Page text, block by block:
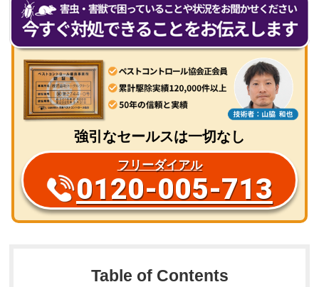
強引なセールスは一切なし
フリーダイアル
0120-005-713
Table of Contents